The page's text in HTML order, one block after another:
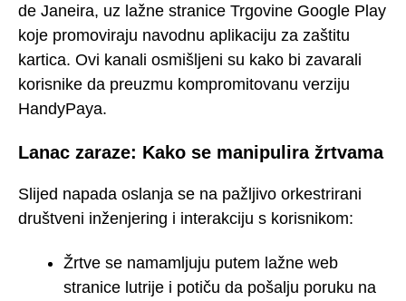
de Janeira, uz lažne stranice Trgovine Google Play
koje promoviraju navodnu aplikaciju za zaštitu
kartica. Ovi kanali osmišljeni su kako bi zavarali
korisnike da preuzmu kompromitovanu verziju
HandyPaya.
Lanac zaraze: Kako se manipulira žrtvama
Slijed napada oslanja se na pažljivo orkestrirani
društveni inženjering i interakciju s korisnikom:
Žrtve se namamljuju putem lažne web
stranice lutrije i potiču da pošalju poruku na